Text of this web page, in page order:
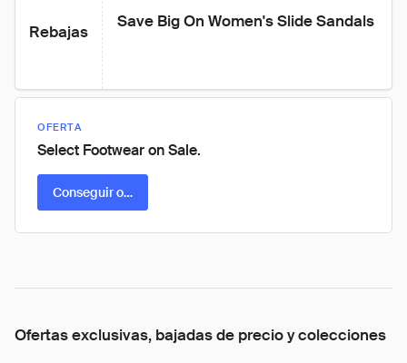
Rebajas
Save Big On Women's Slide Sandals
OFERTA
Select Footwear on Sale.
Conseguir oferta
Ofertas exclusivas, bajadas de precio y colecciones